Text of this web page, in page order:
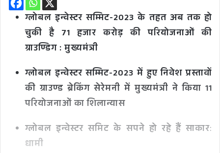
ग्लोबल इन्वेस्टर सम्मिट-2023 के तहत अब तक हो
चुकी है 71 हजार करोड़ की परियोजनाओं की
ग्राउण्डिग : मुख्यमंत्री
ग्लोबल इन्वेस्टर सम्मिट-2023 में हुए निवेश प्रस्तावों
की ग्राउण्ड ब्रेकिंग सेरेमनी में मुख्यमंत्री ने किया 11
परियोजनाओं का शिलान्यास
ग्लोबल इन्वेस्टर समिट के सपने हो रहे हैं साकार:
धामी